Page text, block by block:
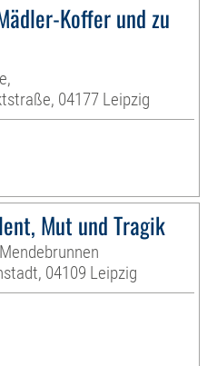
Koffer und zu
04177 Leipzig
Mut und Tragik
04109 Leipzig